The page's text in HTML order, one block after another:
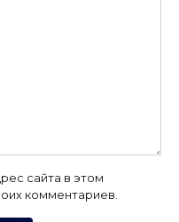
сайта в этом
комментариев.